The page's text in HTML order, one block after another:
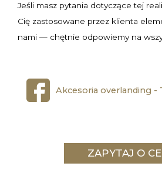
Jeśli masz pytania dotyczące tej
Cię zastosowane przez klienta
nami — chętnie odpowiemy na
Akcesoria overlanding -
ZAPYTAJ O